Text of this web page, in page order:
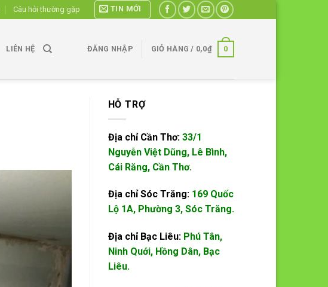
Câu hỏi thường gặp TIN MỚI
LIÊN HỆ ĐĂNG NHẬP GIỎ HÀNG / 0,0₫ 0
HỖ TRỢ
Địa chỉ Cần Thơ: 33/1
Nguyễn Việt Dũng, Lê Bình,
Cái Răng, Cần Thơ.
Địa chỉ Sóc Trăng: 169 Quốc
Lộ 1A, Phường 3, Sóc Trăng.
Địa chỉ Bạc Liêu: Phú Tân,
Ninh Quới, Hồng Dân, Bạc
Liêu.